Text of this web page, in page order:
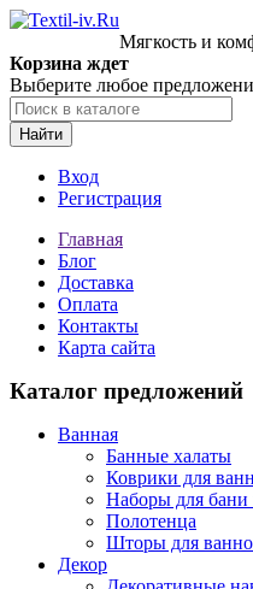
Мягкость и
Корзина ждет
Выберите любое
Найти
Вход
Регистрация
Главная
Блог
Доставка
Оплата
Контакты
Карта сайта
Каталог предложений
Ванная
Банные халаты
Коврики для
Наборы для бани
Полотенца
Шторы для
Декор